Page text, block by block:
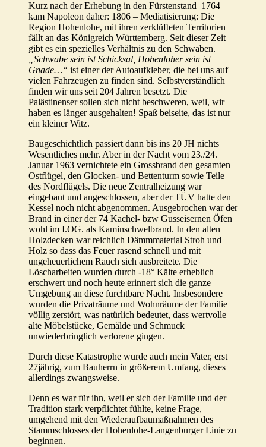
Kurz nach der Erhebung in den Fürstenstand 1764
kam Napoleon daher: 1806 – Mediatisierung: Die
Region Hohenlohe, mit ihren zerklüfteten Territorien
fällt an das Königreich Württemberg. Seit dieser Zeit
gibt es ein spezielles Verhältnis zu den Schwaben.
„Schwabe sein ist Schicksal, Hohenloher sein ist
Gnade…“ ist einer der Autoaufkleber, die bei uns auf
vielen Fahrzeugen zu finden sind. Selbstverständlich
finden wir uns seit 204 Jahren besetzt. Die
Palästinenser sollen sich nicht beschweren, weil, wir
haben es länger ausgehalten! Spaß beiseite, das ist nur
ein kleiner Witz.
Baugeschichtlich passiert dann bis ins 20 JH nichts
Wesentliches mehr. Aber in der Nacht vom 23./24.
Januar 1963 vernichtete ein Grossbrand den gesamten
Ostflügel, den Glocken- und Bettenturm sowie Teile
des Nordflügels. Die neue Zentralheizung war
eingebaut und angeschlossen, aber der TÜV hatte den
Kessel noch nicht abgenommen. Ausgebrochen war der
Brand in einer der 74 Kachel- bzw Gusseisernen Öfen
wohl im I.OG. als Kaminschwelbrand. In den alten
Holzdecken war reichlich Dämmmaterial Stroh und
Holz so dass das Feuer rasend schnell und mit
ungeheuerlichem Rauch sich ausbreitete. Die
Löscharbeiten wurden durch -18° Kälte erheblich
erschwert und noch heute erinnert sich die ganze
Umgebung an diese furchtbare Nacht. Insbesondere
wurden die Privaträume und Wohnräume der Familie
völlig zerstört, was natürlich bedeutet, dass wertvolle
alte Möbelstücke, Gemälde und Schmuck
unwiederbringlich verlorene gingen.
Durch diese Katastrophe wurde auch mein Vater, erst
27jährig, zum Bauherrn in größerem Umfang, dieses
allerdings zwangsweise.
Denn es war für ihn, weil er sich der Familie und der
Tradition stark verpflichtet fühlte, keine Frage,
umgehend mit den Wiederaufbaumaßnahmen des
Stammschlosses der Hohenlohe-Langenburger Linie zu
beginnen.